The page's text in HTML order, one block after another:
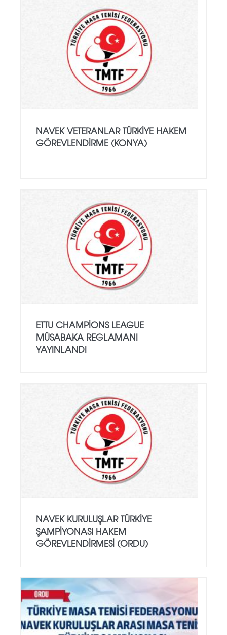
NAVEK VETERANLAR TÜRKIYE HAKEM
GÖREVLENDIRME (KONYA)
ETTU CHAMPIONS LEAGUE
MÜSABAKA REGLAMANI
YAYINLANDI
NAVEK KURULUŞLAR TÜRKIYE
ŞAMPIYONASI HAKEM
GÖREVLENDIRMESI (ORDU)